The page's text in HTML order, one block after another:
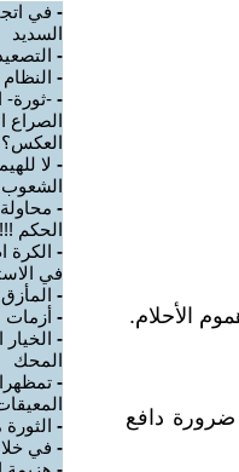
الأحلام.
ضرورة دافع
- في
السديد
-
-
-
-
الصراع
العكس؟
- لا
الشعوب
-
الحكم !!!
- الكرة
في
- المأزق
- أزمات
-
المحك
-
-
- في